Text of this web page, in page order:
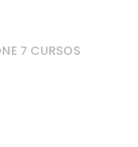
7 CURSOS